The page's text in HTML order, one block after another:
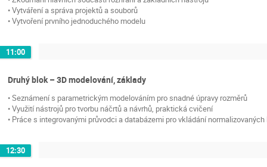
• Vytváření a správa projektů a souborů
• Vytvoření prvního jednoduchého modelu
11:00
Druhý blok – 3D modelování, základy
• Seznámení s parametrickým modelováním pro snadné úpravy rozměrů
• Využití nástrojů pro tvorbu náčrtů a návrhů, praktická cvičení
• Práce s integrovanými průvodci a databázemi pro vkládání
12:30